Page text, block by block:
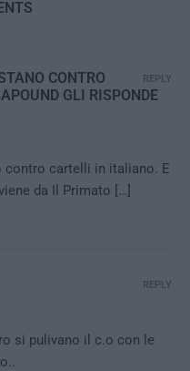
CONTRO
GLI RISPONDE
contro cartelli in italiano. E
da Il Primato […]
REPLY
si pulivano il c.o con le
REPLY